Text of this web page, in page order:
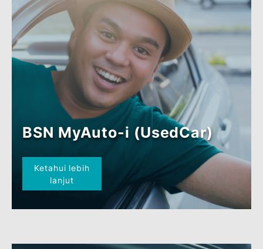
BSN MyAuto-i MPO
(EV/HEV)
lanjut